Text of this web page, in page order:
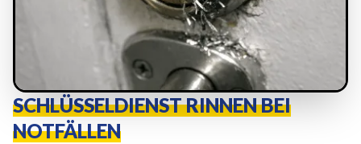
SCHLÜSSELDIENST RINNEN BEI
NOTFÄLLEN